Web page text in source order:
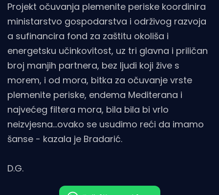
Projekt očuvanja plemenite periske koordinira
ministarstvo gospodarstva i održivog razvoja
a sufinancira fond za zaštitu okoliša i
energetsku učinkovitost, uz tri glavna i priličan
broj manjih partnera, bez ljudi koji žive s
morem, i od mora, bitka za očuvanje vrste
plemenite periske, endema Mediterana i
najvećeg filtera mora, bila bila bi vrlo
neizvjesna...ovako se usudimo reći da imamo
šanse - kazala je Bradarić.
D.G.